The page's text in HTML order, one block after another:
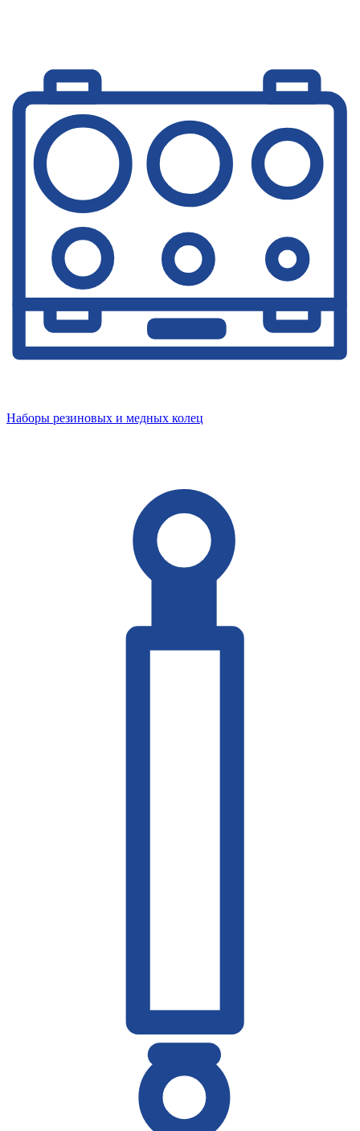
Наборы резиновых и медных колец